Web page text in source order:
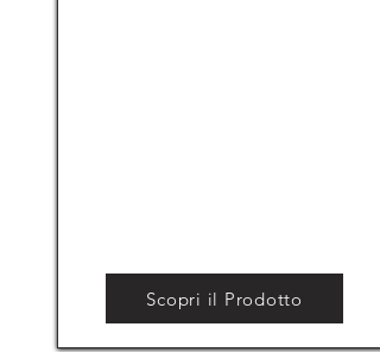
Scopri il Prodotto